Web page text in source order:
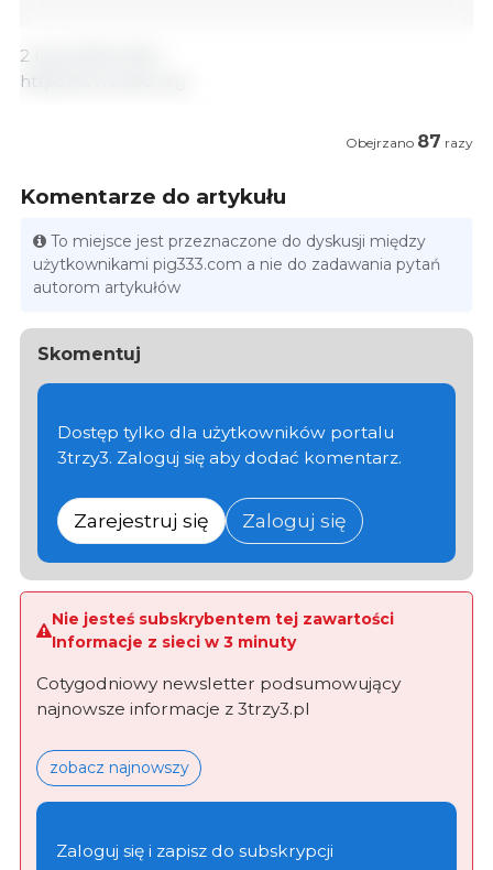
2 luty, 2024/ FAO.
https://www.fao.org
Obejrzano 87 razy
Komentarze do artykułu
To miejsce jest przeznaczone do dyskusji między
użytkownikami pig333.com a nie do zadawania pytań
autorom artykułów
Skomentuj
Dostęp tylko dla użytkowników portalu
3trzy3. Zaloguj się aby dodać komentarz.
Zarejestruj się Zaloguj się
Nie jesteś subskrybentem tej zawartości
Informacje z sieci w 3 minuty
Cotygodniowy newsletter podsumowujący
najnowsze informacje z 3trzy3.pl
zobacz najnowszy
Zaloguj się i zapisz do subskrypcji